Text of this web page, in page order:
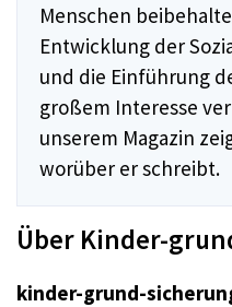
Menschen
Entwicklung der
und die Einführung
großem Interesse
unserem Magazin
worüber er schreibt.
Über Kinder-
kinder-grund-